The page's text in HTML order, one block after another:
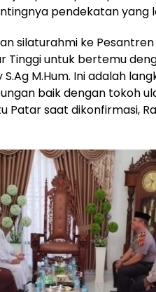
pendekatan yang
silaturahmi ke
Tinggi untuk bertemu
M.Hum. Ini adalah
baik dengan tokoh
Patar saat dikonfirmasi,